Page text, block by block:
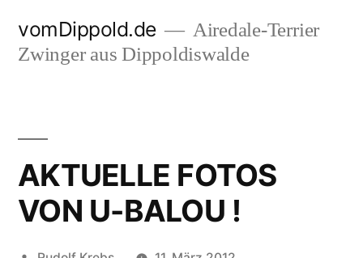
Inhalt
vomDippold.de
Airedale-Terrier
Zwinger aus Dippoldiswalde
AKTUELLE FOTOS
VON U-BALOU !